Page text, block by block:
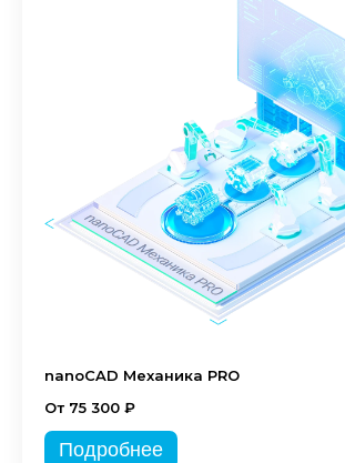
nanoCAD Механика PRO
От 75 300 ₽
Подробнее